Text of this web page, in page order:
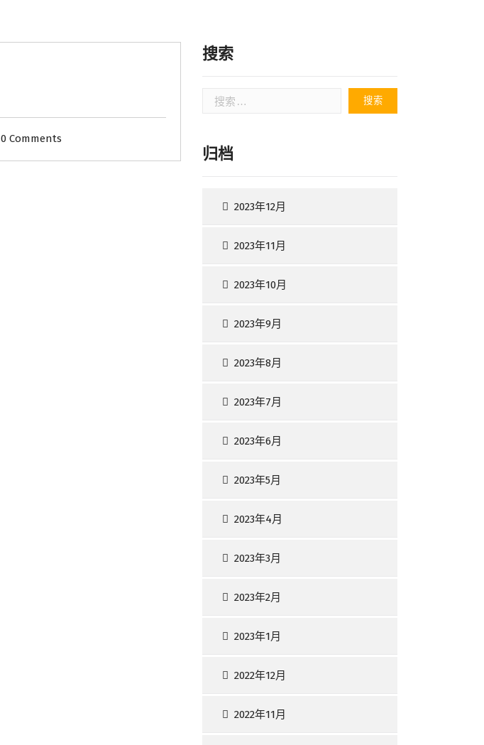
0 Comments
搜索
索：
归档
2023年12月
2023年11月
2023年10月
2023年9月
2023年8月
2023年7月
2023年6月
2023年5月
2023年4月
2023年3月
2023年2月
2023年1月
2022年12月
2022年11月